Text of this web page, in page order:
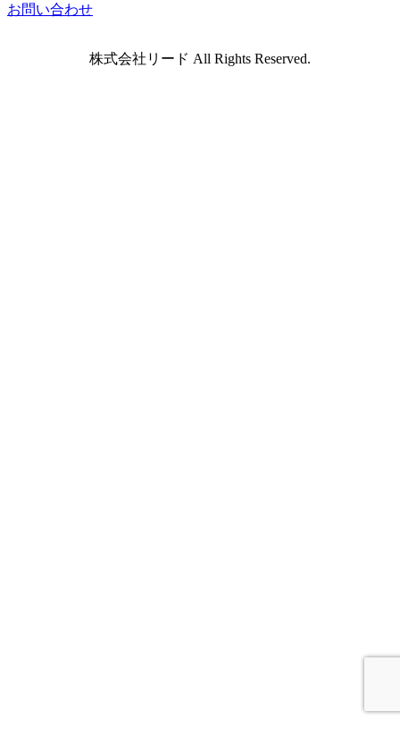
お問い合わせ
株式会社リード All Rights Reserved.